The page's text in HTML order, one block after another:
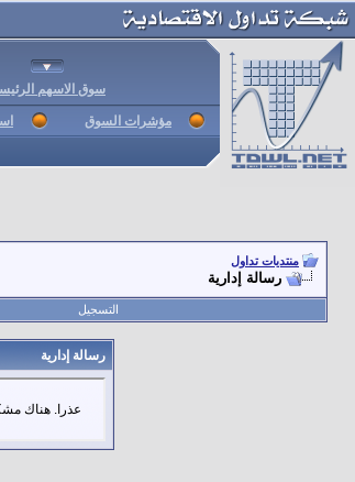
سوق الاسهم
مؤشرات السوق
منتديات تداول
رسالة إدارية
التسجيل
رسالة إدارية
عذرا. هناك